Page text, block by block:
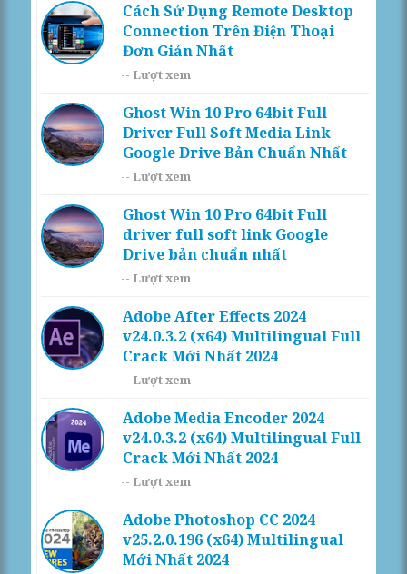
Cách Sử Dụng Remote Desktop
Connection Trên Điện Thoại
Đơn Giản Nhất
-- Lượt xem
Ghost Win 10 Pro 64bit Full
Driver Full Soft Media Link
Google Drive Bản Chuẩn Nhất
-- Lượt xem
Ghost Win 10 Pro 64bit Full
driver full soft link Google
Drive bản chuẩn nhất
-- Lượt xem
Adobe After Effects 2024
v24.0.3.2 (x64) Multilingual Full
Crack Mới Nhất 2024
-- Lượt xem
Adobe Media Encoder 2024
v24.0.3.2 (x64) Multilingual Full
Crack Mới Nhất 2024
-- Lượt xem
Adobe Photoshop CC 2024
v25.2.0.196 (x64) Multilingual
Mới Nhất 2024